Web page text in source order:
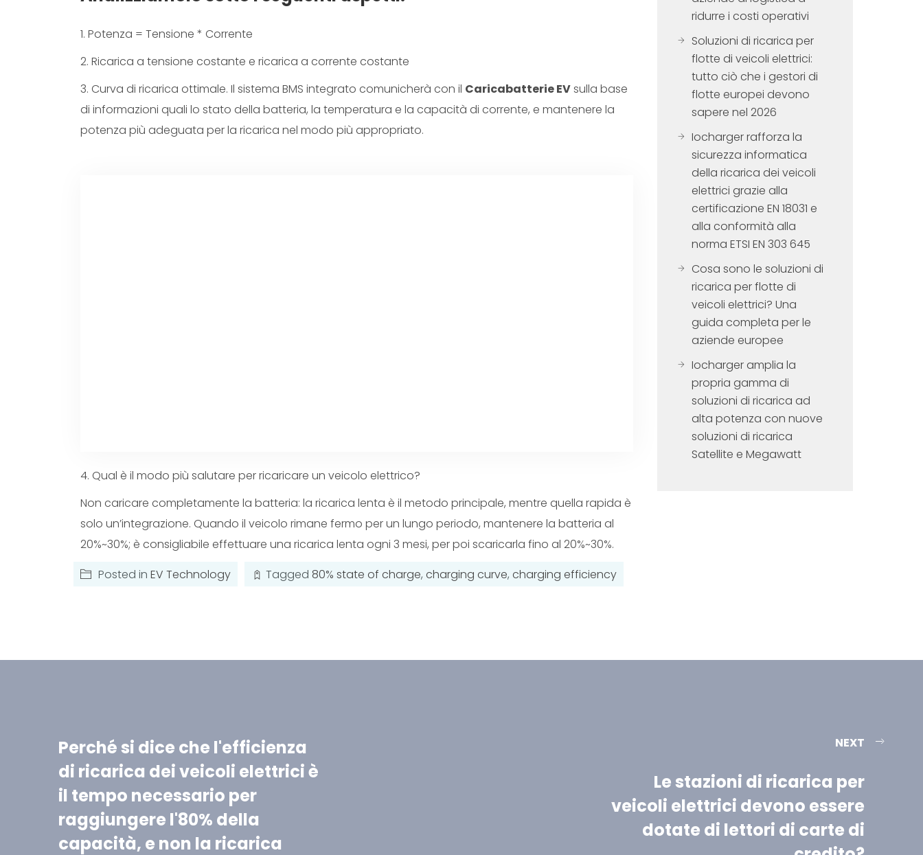
1. Potenza = Tensione * Corrente
2. Ricarica a tensione costante e ricarica a corrente costante
3. Curva di ricarica ottimale. Il sistema BMS integrato comunicherà con il Caricabatterie EVsulla base
di informazioni quali lo stato della batteria, la temperatura e la capacità di corrente, e mantenere la
potenza più adeguata per la ricarica nel modo più appropriato.
4. Qual è il modo più salutare per ricaricare un veicolo elettrico?
Non caricare completamente la batteria: la ricarica lenta è il metodo principale, mentre quella rapida è
solo un’integrazione. Quando il veicolo rimane fermo per un lungo periodo, mantenere la batteria al
20%~30%; è consigliabile effettuare una ricarica lenta ogni 3 mesi, per poi scaricarla fino al 20%~30%.
Posted in EV Technology Tagged 80% state of charge, charging curve, charging efficiency
ridurre i costi operativi
Soluzioni di ricarica per
flotte di veicoli elettrici:
tutto ciò che i gestori di
flotte europei devono
sapere nel 2026
Iocharger rafforza la
sicurezza informatica
della ricarica dei veicoli
elettrici grazie alla
certificazione EN 18031 e
alla conformità alla
norma ETSI EN 303 645
Cosa sono le soluzioni di
ricarica per flotte di
veicoli elettrici? Una
guida completa per le
aziende europee
Iocharger amplia la
propria gamma di
soluzioni di ricarica ad
alta potenza con nuove
soluzioni di ricarica
Satellite e Megawatt
Perché si dice che l'efficienza
di ricarica dei veicoli elettrici è
il tempo necessario per
raggiungere l'80% della
capacità, e non la ricarica
NEXT
Le stazioni di ricarica per
veicoli elettrici devono essere
dotate di lettori di carte di